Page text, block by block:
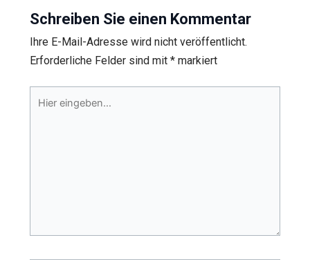
Schreiben Sie einen Kommentar
Ihre E-Mail-Adresse wird nicht veröffentlicht.
Erforderliche Felder sind mit *markiert